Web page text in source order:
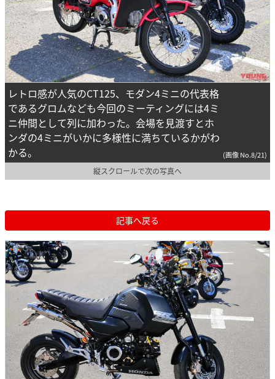
レトロ感が人気のCT125、モダン4ミニの代表格
であるグロムなども今回のミーティングには4ミ
ニ仲間として列に加わった。会場を見渡すとホ
ンダの4ミニがいかに多様性に満ちているかがわ
かる。
(画像 No.8/21)
縦スクロールで次の写真へ
記事へ戻る